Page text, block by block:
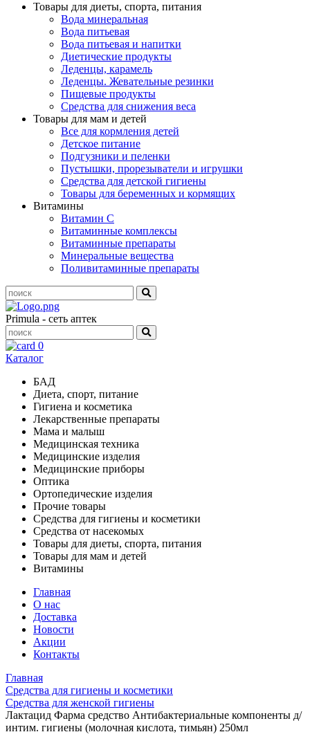
Товары для диеты, спорта, питания
Вода минеральная
Вода питьевая
Вода питьевая и напитки
Диетические продукты
Леденцы, карамель
Леденцы. Жевательные резинки
Пищевые продукты
Средства для снижения веса
Товары для мам и детей
Все для кормления детей
Детское питание
Подгузники и пеленки
Пустышки, прорезыватели и игрушки
Средства для детской гигиены
Товары для беременных и кормящих
Витамины
Витамин С
Витаминные комплексы
Витаминные препараты
Минеральные вещества
Поливитаминные препараты
Primula - сеть аптек
0
Каталог
БАД
Диета, спорт, питание
Гигиена и косметика
Лекарственные препараты
Мама и малыш
Медицинская техника
Медицинские изделия
Медицинские приборы
Оптика
Ортопедические изделия
Прочие товары
Средства для гигиены и косметики
Средства от насекомых
Товары для диеты, спорта, питания
Товары для мам и детей
Витамины
Главная
О нас
Доставка
Новости
Акции
Контакты
Главная
Средства для гигиены и косметики
Средства для женской гигиены
Лактацид Фарма средство Антибактериальные компоненты д/
интим. гигиены (молочная кислота, тимьян) 250мл